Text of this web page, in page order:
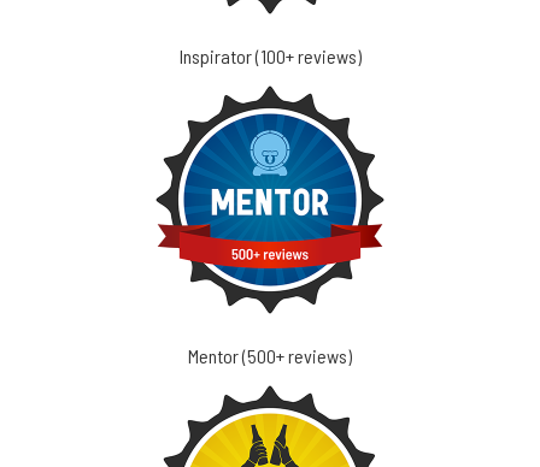
Inspirator (100+ reviews)
Mentor (500+ reviews)